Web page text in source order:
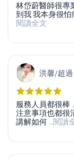
林岱蔚醫師很專
到我 我本身很怕
閱讀全文
洪馨/超
服務人員都很棒
注意事項也都很
講解如何 ...閱讀